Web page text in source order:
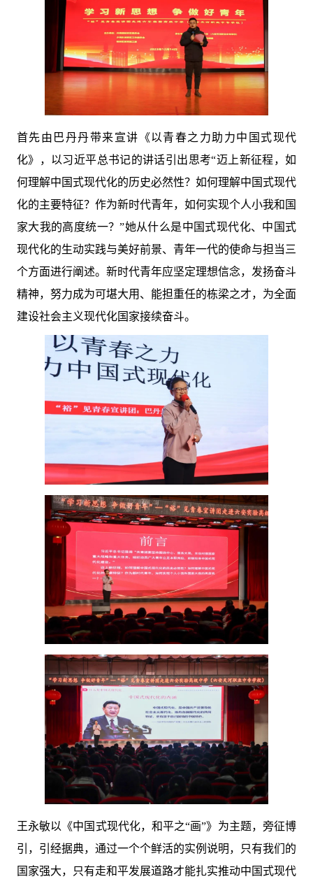
首先由巴丹丹带来宣讲《以青春之力助力中国式现代
化》，以习近平总书记的讲话引出思考“迈上新征程，如
何理解中国式现代化的历史必然性？如何理解中国式现代
化的主要特征？作为新时代青年，如何实现个人小我和国
家大我的高度统一？”她从什么是中国式现代化、中国式
现代化的生动实践与美好前景、青年一代的使命与担当三
个方面进行阐述。新时代青年应坚定理想信念，发扬奋斗
精神，努力成为可堪大用、能担重任的栋梁之才，为全面
建设社会主义现代化国家接续奋斗。
王永敏以《中国式现代化，和平之“画”》为主题，旁征博
引，引经据典，通过一个个鲜活的实例说明，只有我们的
国家强大，只有走和平发展道路才能扎实推动中国式现代